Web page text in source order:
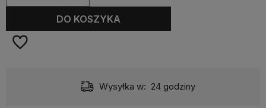
DO KOSZYKA
Wysyłka w: 24 godziny